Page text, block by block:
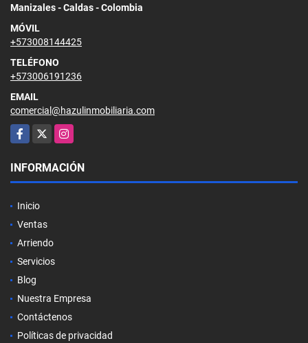
Manizales - Caldas - Colombia
MÓVIL
+573008144425
TELÉFONO
+573006191236
EMAIL
comercial@hazulinmobiliaria.com
Facebook
X Instagram
INFORMACIÓN
Inicio
Ventas
Arriendo
Servicios
Blog
Nuestra Empresa
Contáctenos
Políticas de privacidad